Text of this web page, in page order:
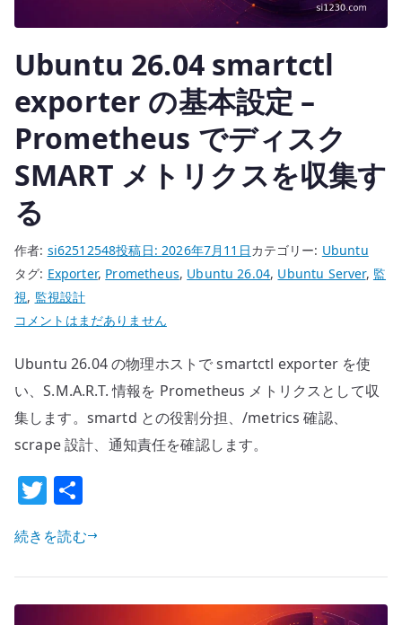
の
疎
通
を
確
認
す
へ
の
Ubuntu 26.04 smartctl
exporter の基本設定 –
Prometheus でディスク
SMART メトリクスを収集す
る
作者: si62512548投稿日: 2026年7月11日カテゴリー: Ubuntu
タグ: Exporter, Prometheus, Ubuntu 26.04, Ubuntu Server, 監
視, 監視設計
Ubuntu
smartctl
exporter
の
設
定
–
で
コメントはまだありません
Ubuntu 26.04 の物理ホストで smartctl exporter を使
い、S.M.A.R.T. 情報を Prometheus メトリクスとして収
集します。smartd との役割分担、/metrics 確認、
scrape 設計、通知責任を確認します。
T
w
it
te
r
続きを読む